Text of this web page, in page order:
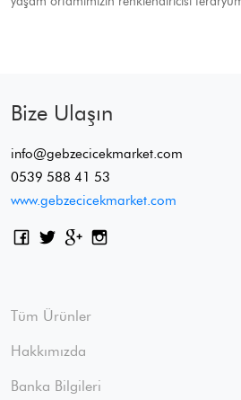
Bize Ulaşın
info@gebzecicekmarket.com
0539 588 41 53
www.gebzecicekmarket.com
Tüm Ürünler
Hakkımızda
Banka Bilgileri